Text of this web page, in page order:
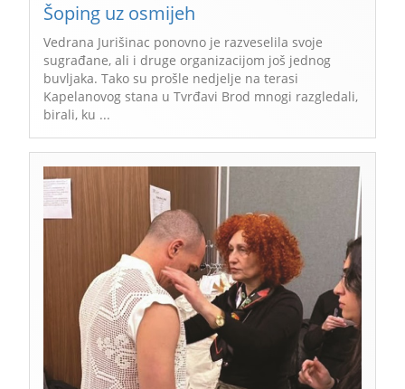
Šoping uz osmijeh
Vedrana Jurišinac ponovno je razveselila svoje
sugrađane, ali i druge organizacijom još jednog
buvljaka. Tako su prošle nedjelje na terasi
Kapelanovog stana u Tvrđavi Brod mnogi razgledali,
birali, ku ...